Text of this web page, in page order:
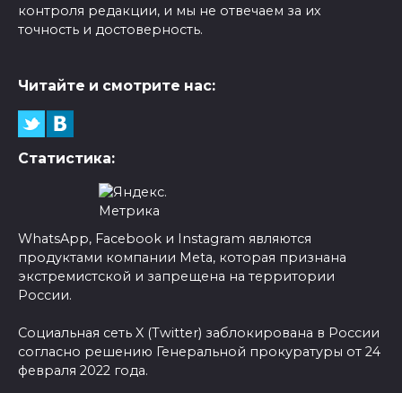
контроля редакции, и мы не отвечаем за их
точность и достоверность.
Читайте и смотрите нас:
Статистика:
WhatsApp, Facebook и Instagram являются
продуктами компании Meta, которая признана
экстремистской и запрещена на территории
России.
Социальная сеть X (Twitter) заблокирована в России
согласно решению Генеральной прокуратуры от 24
февраля 2022 года.